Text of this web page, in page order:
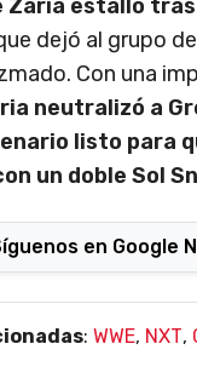
estalló
dejó al grupo
Con una
neutralizó a
listo para
un doble Sol
en Google
: WWE, NXT,